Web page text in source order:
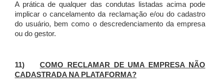
A prática de qualquer das condutas listadas acima pode
implicar o cancelamento da reclamação e/ou do cadastro
do usuário, bem como o descredenciamento da empresa
ou do gestor.
11)COMO RECLAMAR DE UMA EMPRESA NÃO
CADASTRADA NA PLATAFORMA?